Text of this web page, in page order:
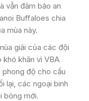
vẫn đảm bảo an
Buffaloes chia
mùa này.
giải của các đội
khăn vì VBA
phong độ cho cầu
lại, các ngoại binh
bóng mới.